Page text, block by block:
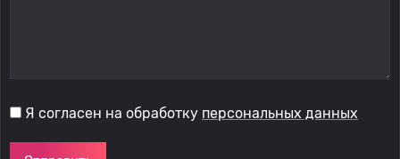
Я согласен на обработку персональных данных